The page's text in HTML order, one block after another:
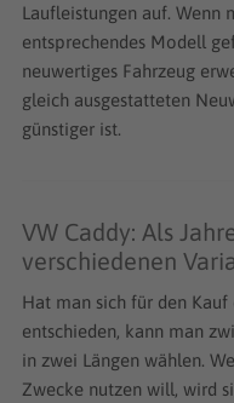
Laufleistungen auf. Wenn
entsprechendes Modell
neuwertiges Fahrzeug
gleich ausgestatteten
günstiger ist.
VW Caddy: Als
verschiedenen
Hat man sich für den Kauf
entschieden, kann man
in zwei Längen wählen.
Zwecke nutzen will, wird